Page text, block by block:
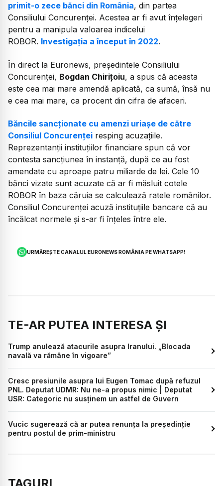
primit-o zece bănci din România, din partea
Consiliului Concurenței. Acestea ar fi avut înțelegeri
pentru a manipula valoarea indicelui
ROBOR. Investigația a început în 2022.
În direct la Euronews, președintele Consiliului
Concurenței, Bogdan Chirițoiu, a spus că aceasta
este cea mai mare amendă aplicată, ca sumă, însă nu
e cea mai mare, ca procent din cifra de afaceri.
Băncile sancționate cu amenzi uriașe de către
Consiliul Concurenței resping acuzațiile.
Reprezentanții instituțiilor financiare spun că vor
contesta sancțiunea în instanță, după ce au fost
amendate cu aproape patru miliarde de lei. Cele 10
bănci vizate sunt acuzate că ar fi măsluit cotele
ROBOR în baza căruia se calculează ratele românilor.
Consiliul Concurenței acuză instituțiile bancare că au
încălcat normele și s-ar fi înțeles între ele.
URMĂREȘTE CANALUL EURONEWS ROMÂNIA PE WHATSAPP!
TE-AR PUTEA INTERESA ȘI
Trump anulează atacurile asupra Iranului. „Blocada
navală va rămâne în vigoare”
Cresc presiunile asupra lui Eugen Tomac după refuzul
PNL. Deputat UDMR: Nu ne-a propus nimic | Deputat
USR: Categoric nu susținem un astfel de Guvern
Vucic sugerează că ar putea renunța la președinție
pentru postul de prim-ministru